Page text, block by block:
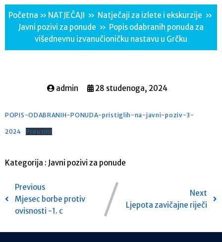
Početna » NATJEČAJI » Natječaji za izlete i ekskurzije »
Javni pozivi za ponude » Popis odabranih ponuda za
višednevnu izvanučioničku nastavu u Grčku
admin 28 studenoga, 2024
POPIS-ODABRANIH-PONUDA-pristiglih-na-javni-poziv-3-
2024 Preuzmi
Kategorija : Javni pozivi za ponude
Previous
Mjesec borbe protiv
ovisnosti -1. c
Next
Ljepota zavičajne riječi